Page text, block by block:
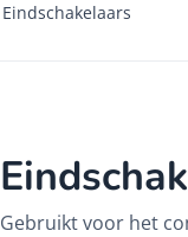
Eindschakelaars
Gebruikt voor het